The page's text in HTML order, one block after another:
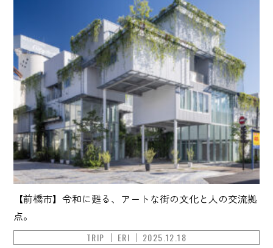
【前橋市】令和に甦る、アートな街の文化と人の交流拠
点。
TRIP ERI 2025.12.18